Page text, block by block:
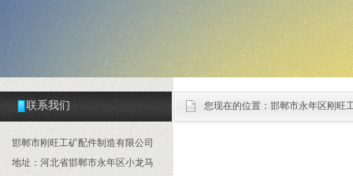
您现在的位置： 邯郸市永年区刚旺
联系我们
邯郸市刚旺工矿配件制造有限公司
地址：河北省邯郸市永年区小龙马